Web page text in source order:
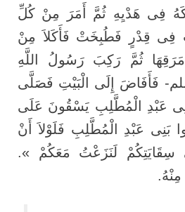
فِى هَدْيِهِ ثُمَّ أَمَرَ مِنْ كُلِّ
فِى قِدْرٍ فَطُبِخَتْ فَأَكَلاَ مِنْ
ثُمَّ رَكِبَ رَسُولُ اللَّهِ
فَأَفَاضَ إِلَى الْبَيْتِ فَصَلَّى
عَبْدِ الْمُطَّلِبِ يَسْقُونَ عَلَى
بَنِى عَبْدِ الْمُطَّلِبِ فَلَوْلاَ أَنْ
سِقَايَتِكُمْ لَنَزَعْتُ مَعَكُمْ ».
.